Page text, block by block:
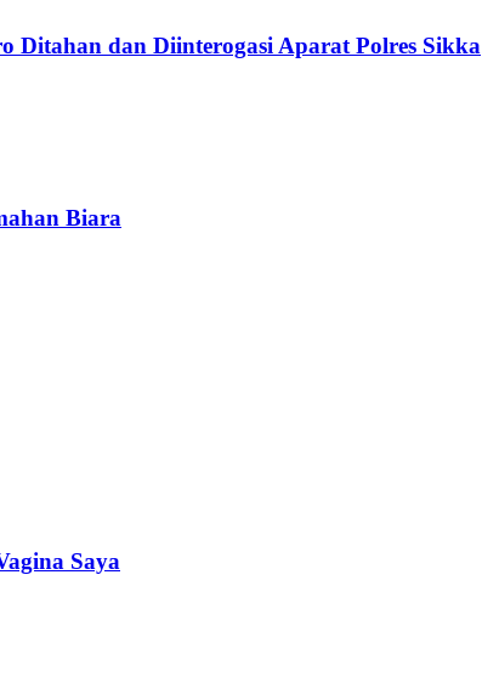
Ditahan dan Diinterogasi Aparat Polres Sikka
Biara
Saya